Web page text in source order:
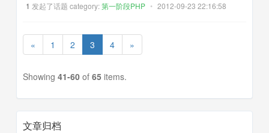
1 发起了话题 category:第一阶段PHP • 2012-09-23 22:16:58
« 1 2 3 4 »
Showing 41-60 of 65 items.
文章归档